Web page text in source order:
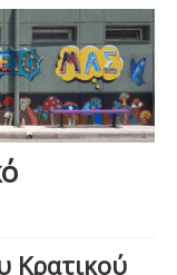
Κρατικού